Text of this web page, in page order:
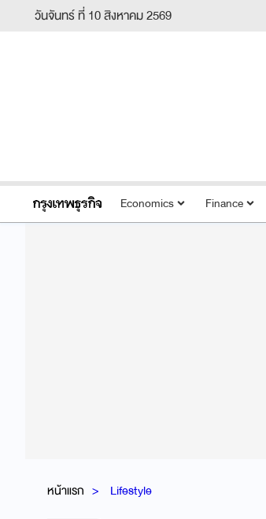
วันจันทร์ ที่ 10 สิงหาคม 2569
Economics Finance
หน้าแรก Lifestyle